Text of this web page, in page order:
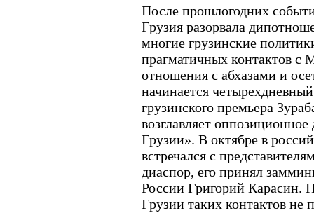
После прошлогодних
Грузия разорвала
многие грузинские
прагматичных контактов с
отношения с абхазами и
начинается
грузинского премьера
возглавляет
Грузии». В октябре в
встречался с
диаспор, его принял
России Григорий Карасин.
Грузии таких контактов не